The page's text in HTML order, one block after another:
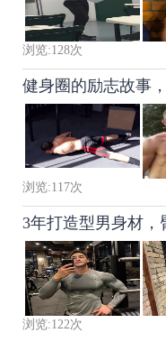
浏览:128次
健身圈的励志故事
浏览:117次
3年打造型男身材，
浏览:122次